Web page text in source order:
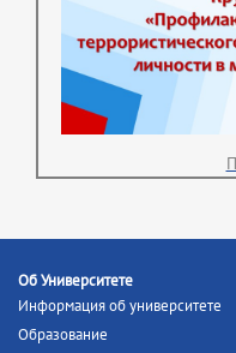
Об Университете
Информация об университете
Образование